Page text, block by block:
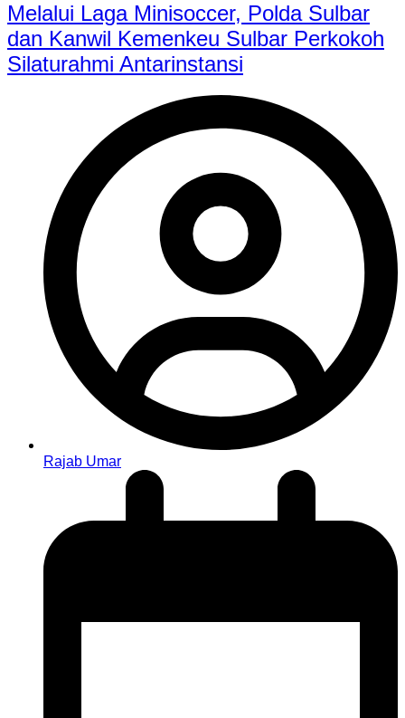
Melalui Laga Minisoccer, Polda Sulbar
dan Kanwil Kemenkeu Sulbar Perkokoh
Silaturahmi Antarinstansi
Rajab Umar